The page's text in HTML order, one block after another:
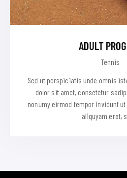
ADULT
Tennis
Sed ut perspiciatis unde omnis
dolor sit amet, consetetur
nonumy eirmod tempor invidunt
aliquyam erat,